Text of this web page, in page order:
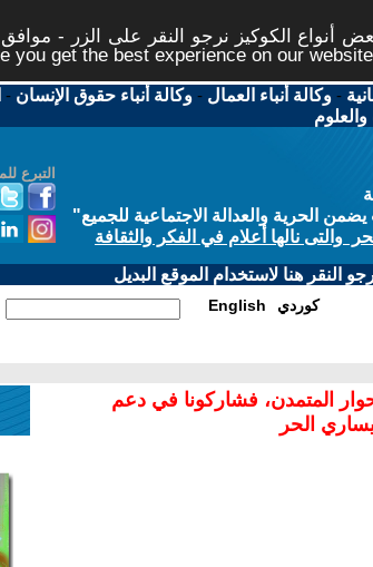
أنواع الكوكيز نرجو النقر على الزر -
you get the best experience on our website
-وكالة أنباء العمال -وكالة أنباء حقوق الإنسان -
التبرع
الحرية والعدالة الاجتماعية للجميع"
والتى نالها أعلام في الفكر والثقافة
النقر هنا لاستخدام الموقع البديل
English كوردي
المتمدن، فشاركونا في دعم
الحر